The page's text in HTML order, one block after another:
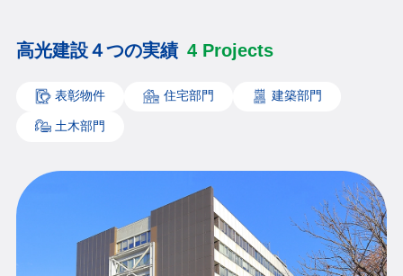
高光建設４つの実績 4 Projects
表彰物件 住宅部門 建築部門
土木部門